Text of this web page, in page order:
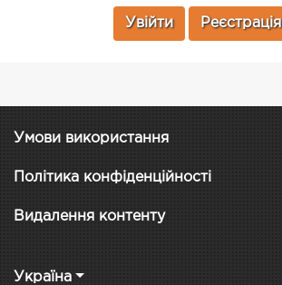
Увійти Реєстрація
Умови використання
Політика конфіденційності
Видалення контенту
Україна